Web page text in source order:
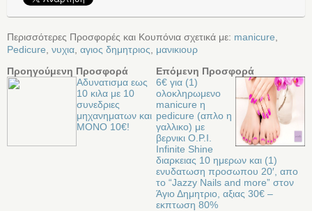
Περισσότερες Προσφορές και Κουπόνια σχετικά με: manicure
Pedicure νυχια αγιος δημητριος
μανικιουρ
Προηγούμενη Προσφορά
Αδυνατισμα εως
10 κιλα με 10
συνεδριες
μηχανηματων και
ΜΟΝΟ 10€!
Επόμενη Προσφορά
6€ για (1)
ολοκληρωμενο
manicure η
pedicure (απλο η
γαλλικο) με
βερνικι O.P.I.
Infinite Shine
διαρκειας 10 ημερων και (1)
ενυδατωση προσωπου 20′, απο
το “Jazzy Nails and more” στον
Άγιο Δημητριο, αξιας 30€ –
εκπτωση 80%